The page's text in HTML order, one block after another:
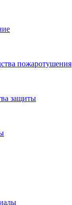
пожаротушения
защиты